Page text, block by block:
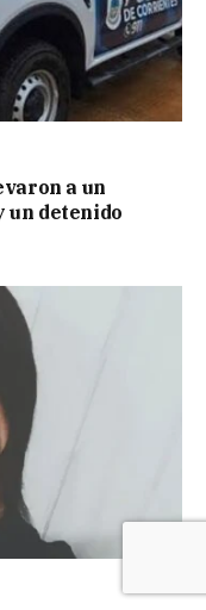
a un
un detenido